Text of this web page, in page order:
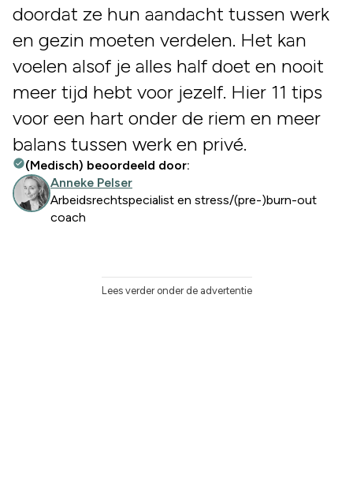
doordat ze hun aandacht tussen werk
en gezin moeten verdelen. Het kan
voelen alsof je alles half doet en nooit
meer tijd hebt voor jezelf. Hier 11 tips
voor een hart onder de riem en meer
balans tussen werk en privé.
(Medisch) beoordeeld door:
Anneke Pelser
Arbeidsrechtspecialist en stress/(pre-)burn-out
coach
Lees verder onder de advertentie